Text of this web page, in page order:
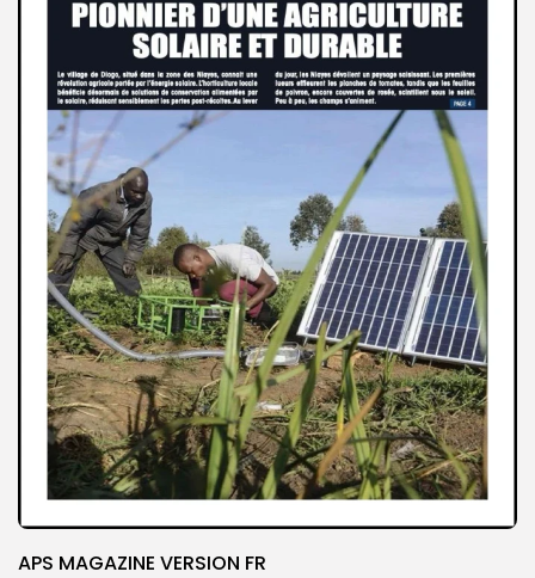
APS MAGAZINE VERSION FR